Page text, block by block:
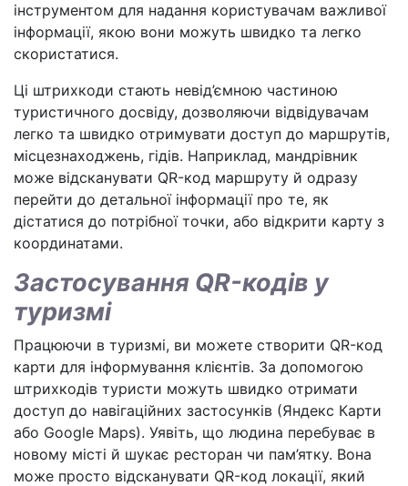
інструментом для надання користувачам важливої
інформації, якою вони можуть швидко та легко
скористатися.
Ці штрихкоди стають невід’ємною частиною
туристичного досвіду, дозволяючи відвідувачам
легко та швидко отримувати доступ до маршрутів,
місцезнаходжень, гідів. Наприклад, мандрівник
може відсканувати QR-код маршруту й одразу
перейти до детальної інформації про те, як
дістатися до потрібної точки, або відкрити карту з
координатами.
Застосування QR-кодів у
туризмі
Працюючи в туризмі, ви можете створити QR-код
карти для інформування клієнтів. За допомогою
штрихкодів туристи можуть швидко отримати
доступ до навігаційних застосунків (Яндекс Карти
або Google Maps). Уявіть, що людина перебуває в
новому місті й шукає ресторан чи пам’ятку. Вона
може просто відсканувати QR-код локації, який